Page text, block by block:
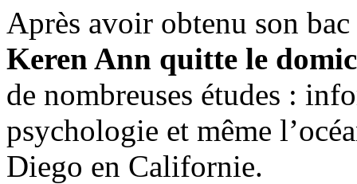
Après avoir obtenu son
Keren Ann quitte le
de nombreuses études :
psychologie et même
Diego en Californie.